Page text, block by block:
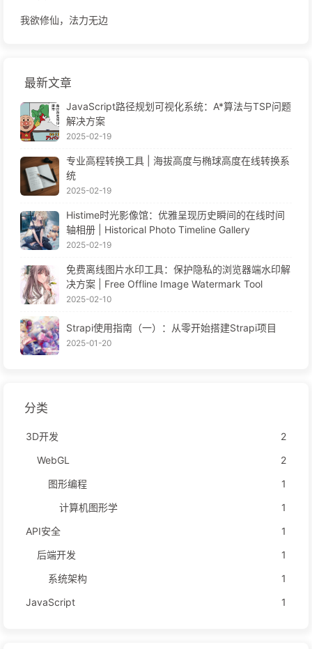
我欲修仙，法力无边
最新文章
JavaScript路径规划可视化系统：A*算法与TSP问题
解决方案
2025-02-19
专业高程转换工具 | 海拔高度与椭球高度在线转换系
统
2025-02-19
Histime时光影像馆：优雅呈现历史瞬间的在线时间
轴相册 | Historical Photo Timeline Gallery
2025-02-19
免费离线图片水印工具：保护隐私的浏览器端水印解
决方案 | Free Offline Image Watermark Tool
2025-02-10
Strapi使用指南（一）：从零开始搭建Strapi项目
2025-01-20
分类
3D开发
2
WebGL
2
图形编程
1
计算机图形学
1
API安全
1
后端开发
1
系统架构
1
JavaScript
1